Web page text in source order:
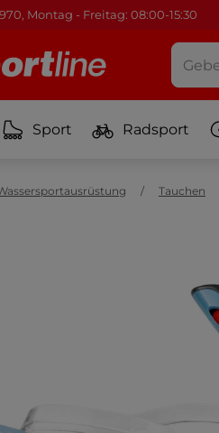
Montag - Freitag: 08:00-15:30
Sport Radsport
Tauchen